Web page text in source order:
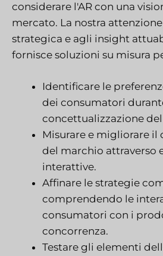
considerare l'AR con una
mercato. La nostra
strategica e agli insight
fornisce soluzioni su misura
Identificare le
dei consumatori
concettualizzazione
Misurare e migliorare
del marchio attraverso
interattive.
Affinare le strategie
comprendendo le
consumatori con i
concorrenza.
Testare gli elementi